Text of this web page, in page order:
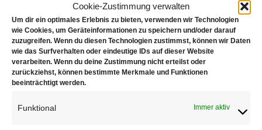
Cookie-Zustimmung verwalten
Um dir ein optimales Erlebnis zu bieten, verwenden wir Technologien
wie Cookies, um Geräteinformationen zu speichern und/oder darauf
zuzugreifen. Wenn du diesen Technologien zustimmst, können wir Daten
wie das Surfverhalten oder eindeutige IDs auf dieser Website
verarbeiten. Wenn du deine Zustimmung nicht erteilst oder
zurückziehst, können bestimmte Merkmale und Funktionen
beeinträchtigt werden.
Funktional Immer aktiv
Maße (LxBxH): 220 x 45 x 26mm
DAS KÖNNTE DIR AUCH GEFALLEN …